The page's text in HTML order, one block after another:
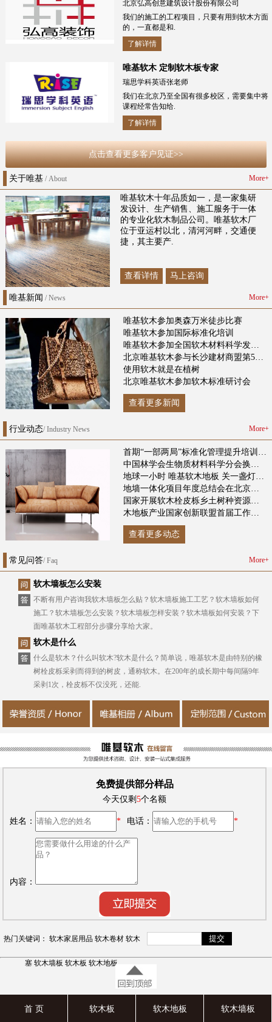
北京弘高创意建筑设计股份有限公司
我们的施工的工程项目，只要有用到软木方面
的，一直都是和.
了解详情
唯基软木 定制软木板专家
瑞思学科英语张老师
我们在北京乃至全国有很多校区，需要集中将
课程经常告知给.
了解详情
点击查看更多客户见证>>
More+
关于唯基 / About
唯基软木十年品质如一，是一家集研
发设计、生产销售、施工服务于一体
的专业化软木制品公司。唯基软木厂
位于亚运村以北，清河河畔，交通便
捷，其主要产.
查看详情 马上咨询
More+
唯基新闻 / News
唯基软木参加奥森万米徒步比赛
唯基软木参加国际标准化培训
唯基软木参加全国软木材料科学发展标准研讨会
北京唯基软木参与长沙建材商盟第50届财智大讲堂
使用软木就是在植树
北京唯基软木参加软木标准研讨会
查看更多新闻
More+
行业动态/ Industry News
地球一小时 唯基软木地板 关一盏灯为地球发声
地墙一体化项目年度总结会在北京召开
国家开展软木栓皮栎乡土树种资源调查
木地板产业国家创新联盟首届工作研讨会在沪召开
查看更多动态
More+
常见问答/ Faq
软木墙板怎么安装
不断有用户咨询我软木墙板怎么贴？软木墙板施工工艺？软木墙板如何
施工？软木墙板怎么安装？软木墙板怎样安装？软木墙板如何安装？下
面唯基软木工程部分步骤分享给大家。
软木是什么
什么是软木？什么叫软木?软木是什么？简单说，唯基软木是由特别的橡
树栓皮栎采剥而得到的树皮，通称软木。在200年的成长期中每间隔9年
采剥1次，栓皮栎不仅没死，还能.
免费提供部分样品
今天仅剩 5个名额
姓名： * 电话： *
内容：
热门关键词：软木家居用品 软木卷材 软木
塞 软木墙板 软木板 软木地板
首 页 软木板 软木地板 软木墙板